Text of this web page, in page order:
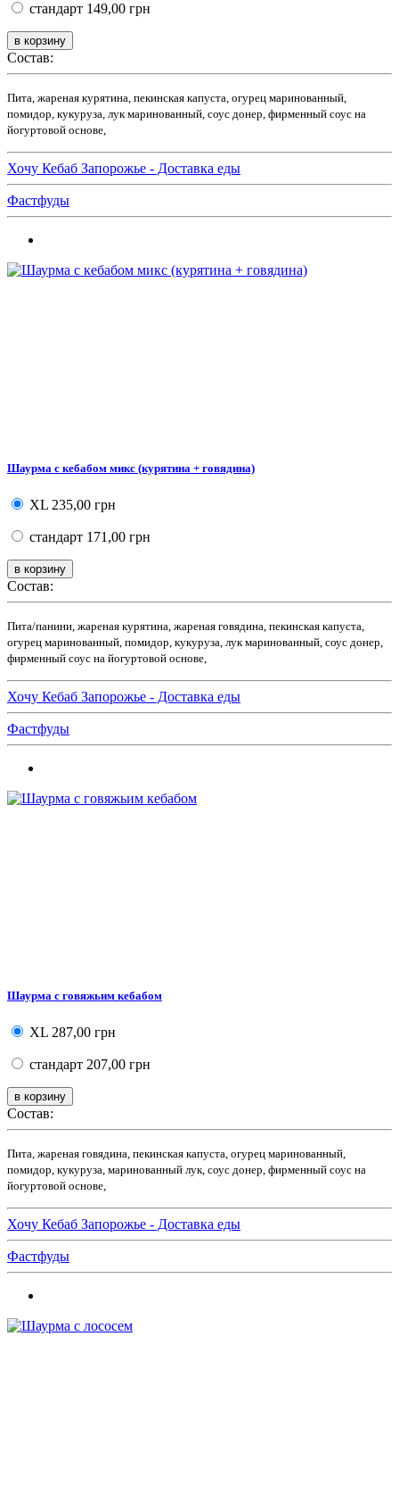
стандарт 149,00 грн
Состав:
Пита, жареная курятина, пекинская капуста, огурец маринованный,
помидор, кукуруза, лук маринованный, соус донер, фирменный соус на
йогуртовой основе,
Хочу Кебаб Запорожье - Доставка еды
Фастфуды
Шаурма с кебабом микс (курятина + говядина)
XL 235,00 грн
стандарт 171,00 грн
Состав:
Пита/панини, жареная курятина, жареная говядина, пекинская капуста,
огурец маринованный, помидор, кукуруза, лук маринованный, соус донер,
фирменный соус на йогуртовой основе,
Хочу Кебаб Запорожье - Доставка еды
Фастфуды
Шаурма с говяжьим кебабом
XL 287,00 грн
стандарт 207,00 грн
Состав:
Пита, жареная говядина, пекинская капуста, огурец маринованный,
помидор, кукуруза, маринованный лук, соус донер, фирменный соус на
йогуртовой основе,
Хочу Кебаб Запорожье - Доставка еды
Фастфуды